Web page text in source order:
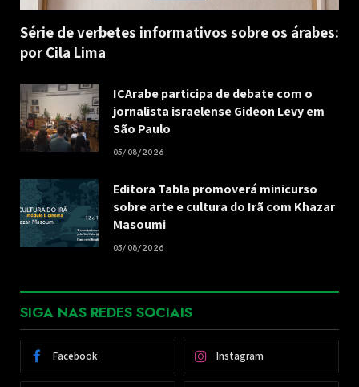
Série de verbetes informativos sobre os árabes:
por Cila Lima
ICArabe participa de debate com o
jornalista israelense Gideon Levy em
São Paulo
05/08/2026
Editora Tabla promoverá minicurso
sobre arte e cultura do Irã com Khazar
Masoumi
05/08/2026
SIGA NAS REDES SOCIAIS
Facebook Instagram